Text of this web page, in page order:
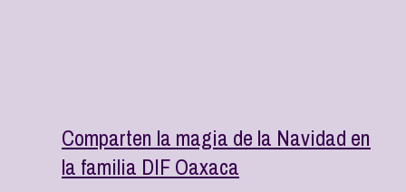
Comparten la magia de la Navidad en
la familia DIF Oaxaca